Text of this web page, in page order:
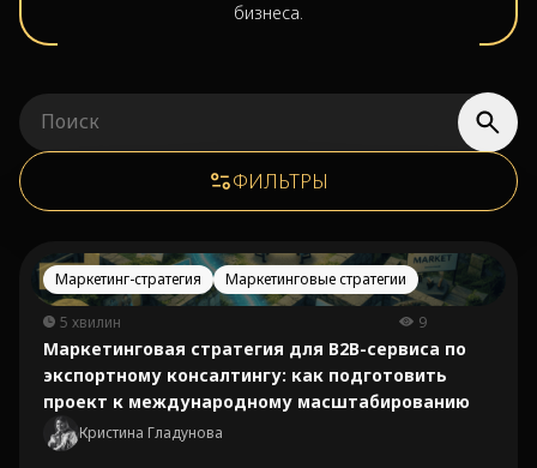
бизнеса.
ФИЛЬТРЫ
Маркетинг-стратегия Маркетинговые стратегии
5 хвилин 9
Маркетинговая стратегия для B2B-сервиса по
экспортному консалтингу: как подготовить
проект к международному масштабированию
Кристина Гладунова